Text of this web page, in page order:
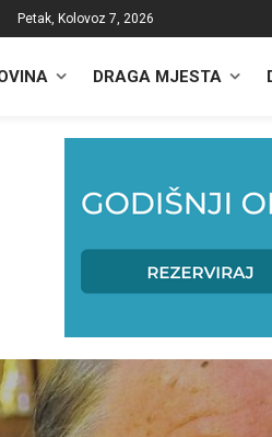
Petak, Kolovoz 7, 2026
DRAGA MJESTA